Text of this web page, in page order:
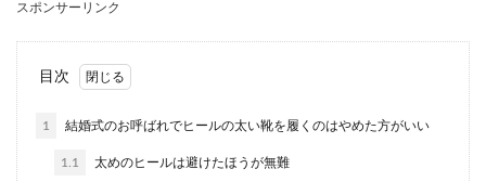
おく方法
スポンサーリンク
目次
1 結婚式のお呼ばれでヒールの太い靴を履くのはやめた方がいい
1.1 太めのヒールは避けたほうが無難